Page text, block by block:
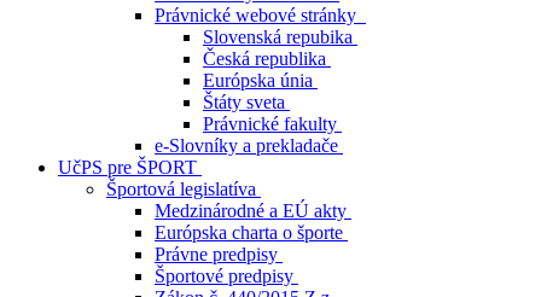
Právnické webové stránky
Slovenská repubika
Česká republika
Európska únia
Štáty sveta
Právnické fakulty
e-Slovníky a prekladače
UčPS pre ŠPORT
Športová legislatíva
Medzinárodné a EÚ akty
Európska charta o športe
Právne predpisy
Športové predpisy